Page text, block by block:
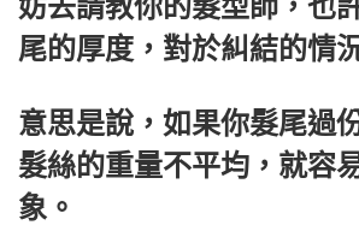
妨去請教你的髮型師，也
尾的厚度，對於糾結的情
意思是說，如果你髮尾過
髮絲的重量不平均，就容
象。